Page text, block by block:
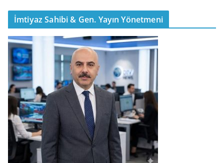
İmtiyaz Sahibi & Gen. Yayın Yönetmeni